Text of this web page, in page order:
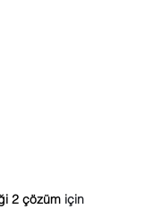
2 çözüm için